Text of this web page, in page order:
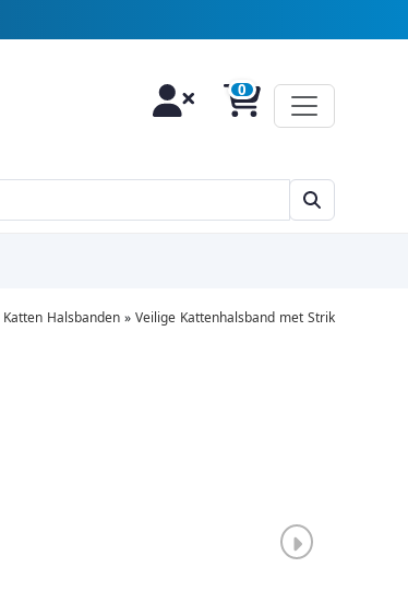
Katten Halsbanden» Veilige Kattenhalsband met Strik